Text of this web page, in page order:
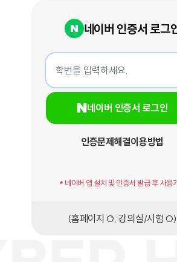
네이버 인증서 로그
네이버 인증서 로그인
학번
네이버 인증서 로그인
인증문제해결이용방법
* 네이버 앱 설치 및 인증서 발급 후 사용
(홈페이지 O, 강의실/시험 O)